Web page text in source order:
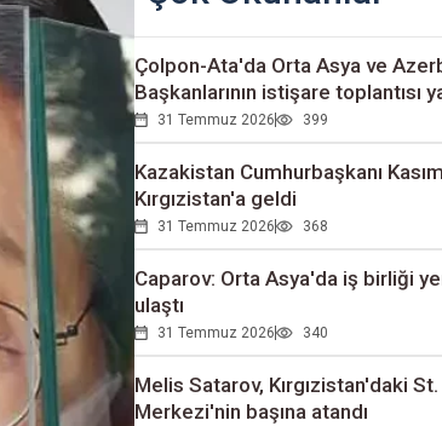
Çolpon-Ata'da Orta Asya ve
Başkanlarının istişare toplantısı
31 Temmuz 2026 399
Kazakistan Cumhurbaşkanı
Kırgızistan'a geldi
31 Temmuz 2026 368
Caparov: Orta Asya'da iş birliği
ulaştı
31 Temmuz 2026 340
Melis Satarov, Kırgızistan'daki
Merkezi'nin başına atandı